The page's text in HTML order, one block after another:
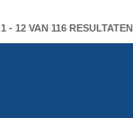
1 - 12 VAN 116 RESULTATEN